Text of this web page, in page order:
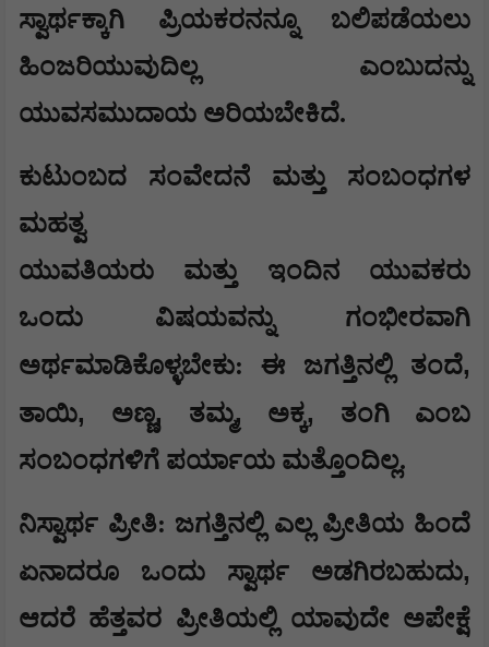
ಸ್ವಾರ್ಥಕ್ಕಾಗಿ ಪ್ರಿಯಕರನನ್ನೂ ಬಲಿಪಡೆಯಲು
ಹಿಂಜರಿಯುವುದಿಲ್ಲ ಎಂಬುದನ್ನು
ಯುವಸಮುದಾಯ ಅರಿಯಬೇಕಿದೆ.
​ಕುಟುಂಬದ ಸಂವೇದನೆ ಮತ್ತು ಸಂಬಂಧಗಳ
ಮಹತ್ವ
​ಯುವತಿಯರು ಮತ್ತು ಇಂದಿನ ಯುವಕರು
ಒಂದು ವಿಷಯವನ್ನು ಗಂಭೀರವಾಗಿ
ಅರ್ಥಮಾಡಿಕೊಳ್ಳಬೇಕು: ಈ ಜಗತ್ತಿನಲ್ಲಿ ತಂದೆ,
ತಾಯಿ, ಅಣ್ಣ, ತಮ್ಮ, ಅಕ್ಕ, ತಂಗಿ ಎಂಬ
ಸಂಬಂಧಗಳಿಗೆ ಪರ್ಯಾಯ ಮತ್ತೊಂದಿಲ್ಲ.
​ನಿಸ್ವಾರ್ಥ ಪ್ರೀತಿ: ಜಗತ್ತಿನಲ್ಲಿ ಎಲ್ಲ ಪ್ರೀತಿಯ ಹಿಂದೆ
ಏನಾದರೂ ಒಂದು ಸ್ವಾರ್ಥ ಅಡಗಿರಬಹುದು,
ಆದರೆ ಹೆತ್ತವರ ಪ್ರೀತಿಯಲ್ಲಿ ಯಾವುದೇ ಅಪೇಕ್ಷೆ